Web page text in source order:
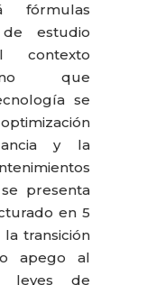
fórmulas
estudio
contexto
que
se
y la
presenta
en 5
transición
apego al
leyes de